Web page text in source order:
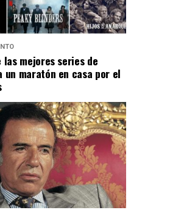
las mejores series de
un maratón en casa por el